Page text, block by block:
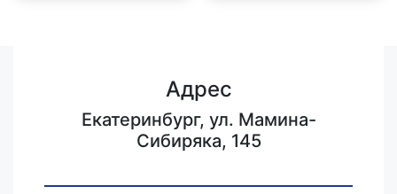
Адрес
Екатеринбург, ул. Мамина-
Сибиряка, 145